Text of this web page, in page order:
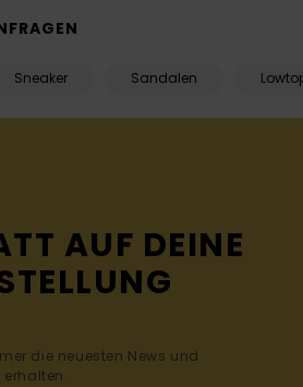
Sneaker Sandalen
AUF DEINE
die neuesten News und
erhalten.